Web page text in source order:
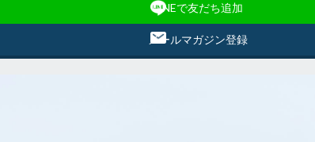
LINEで友だち追加
メールマガジン登録